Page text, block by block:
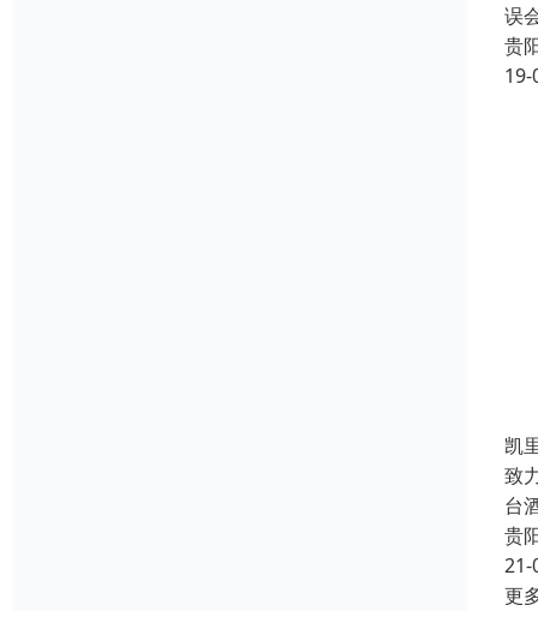
误
贵
19-
凯
致
台
贵
21-
更